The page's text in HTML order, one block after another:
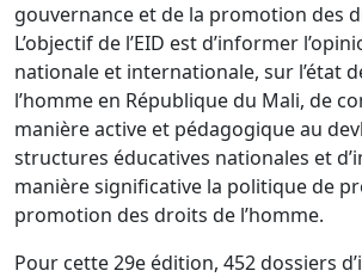
gouvernance et de la promotion des
L’objectif de l’EID est d’informer
nationale et internationale, sur l’état
l’homme en République du Mali, de
manière active et pédagogique au
structures éducatives nationales et
manière significative la politique de
promotion des droits de l’homme.
Pour cette 29e édition, 452 dossiers